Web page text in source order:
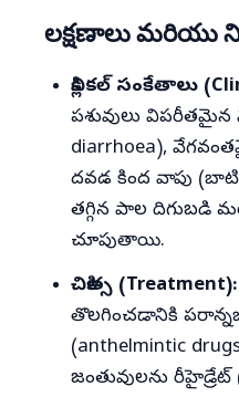
లక్షణాలు మరియు
క్లినికల్ సంకేతాలు
పశువులు
diarrhoea),
దవడ కింద వాపు
తగ్గిన పాల దిగుబడి
చూపుతాయి.
చికిత్స (Treatment):
తొలగించడానికి
(anthelmintic
జంతువులను